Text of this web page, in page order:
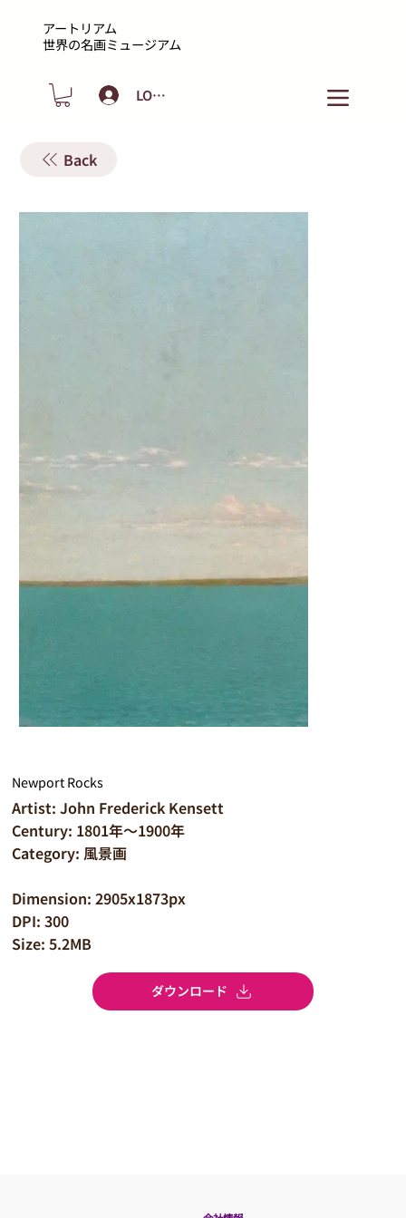
アートリアム
​世界の名画ミュージアム
LOGIN
Back
Newport Rocks
Artist: John Frederick Kensett
Century: 1801年～1900年
Category: 風景画
Dimension: 2905x1873px
DPI: 300
Size: 5.2MB
ダウンロード